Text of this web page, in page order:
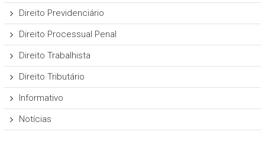
Direito Previdenciário
Direito Processual Penal
Direito Trabalhista
Direito Tributário
Informativo
Notícias